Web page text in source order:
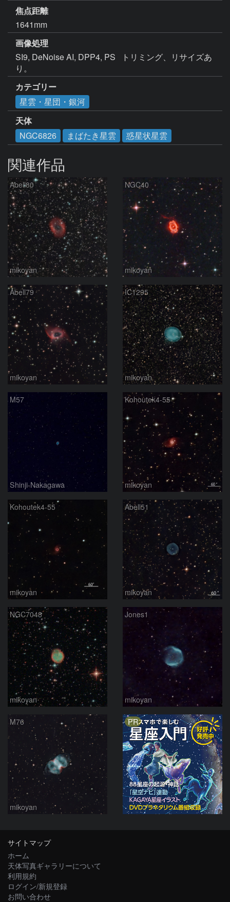
焦点距離
1641mm
画像処理
SI9, DeNoise AI, DPP4, PS   トリミング、リサイズあ
カテゴリー
星雲・星団・銀河
天体
NGC6826
まばたき星雲 惑星状星雲
関連作品
Abell80
mikoyan
NGC40
mikoyan
Abell79
mikoyan
IC1295
mikoyan
M57
Shinji-Nakagawa
Kohoutek4-55
mikoyan
Kohoutek4-55
mikoyan
Abell51
mikoyan
NGC7048
mikoyan
Jones1
mikoyan
M76
mikoyan
PR
サイトマップ
ホーム
天体写真ギャラリーについて
利用規約
ログイン/新規登録
お問い合わせ